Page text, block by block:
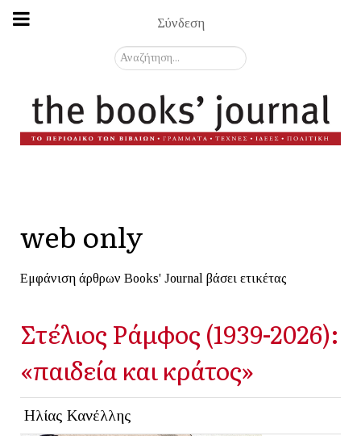
Σύνδεση
Αναζήτηση...
web only
Εμφάνιση άρθρων Books' Journal βάσει ετικέτας
Στέλιος Ράμφος (1939-2026):
«παιδεία και κράτος»
Ηλίας Κανέλλης